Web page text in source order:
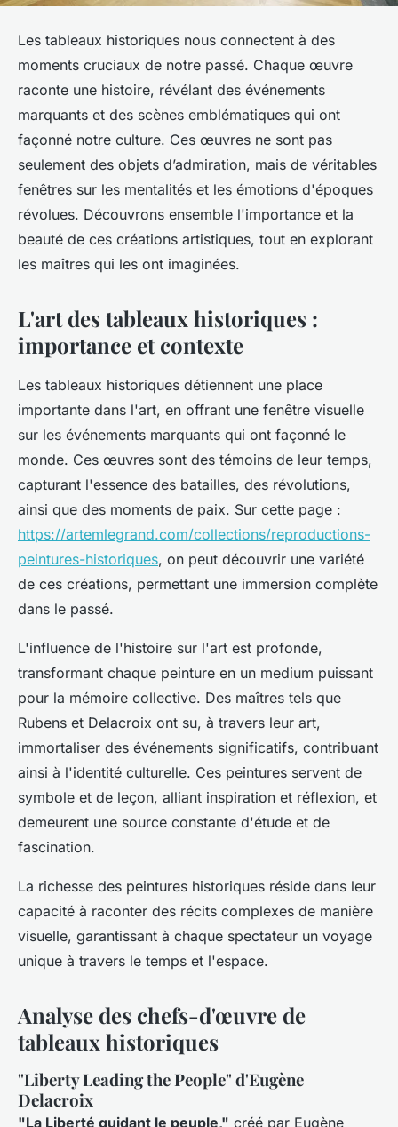
Les tableaux historiques nous connectent à des
moments cruciaux de notre passé. Chaque œuvre
raconte une histoire, révélant des événements
marquants et des scènes emblématiques qui ont
façonné notre culture. Ces œuvres ne sont pas
seulement des objets d’admiration, mais de véritables
fenêtres sur les mentalités et les émotions d'époques
révolues. Découvrons ensemble l'importance et la
beauté de ces créations artistiques, tout en explorant
les maîtres qui les ont imaginées.
L'art des tableaux historiques :
importance et contexte
Les tableaux historiques détiennent une place
importante dans l'art, en offrant une fenêtre visuelle
sur les événements marquants qui ont façonné le
monde. Ces œuvres sont des témoins de leur temps,
capturant l'essence des batailles, des révolutions,
ainsi que des moments de paix. Sur cette page :
https://artemlegrand.com/collections/reproductions-
peintures-historiques, on peut découvrir une variété
de ces créations, permettant une immersion complète
dans le passé.
L'influence de l'histoire sur l'art est profonde,
transformant chaque peinture en un medium puissant
pour la mémoire collective. Des maîtres tels que
Rubens et Delacroix ont su, à travers leur art,
immortaliser des événements significatifs, contribuant
ainsi à l'identité culturelle. Ces peintures servent de
symbole et de leçon, alliant inspiration et réflexion, et
demeurent une source constante d'étude et de
fascination.
La richesse des peintures historiques réside dans leur
capacité à raconter des récits complexes de manière
visuelle, garantissant à chaque spectateur un voyage
unique à travers le temps et l'espace.
Analyse des chefs-d'œuvre de
tableaux historiques
"Liberty Leading the People" d'Eugène
Delacroix
"La Liberté guidant le peuple," créé par Eugène